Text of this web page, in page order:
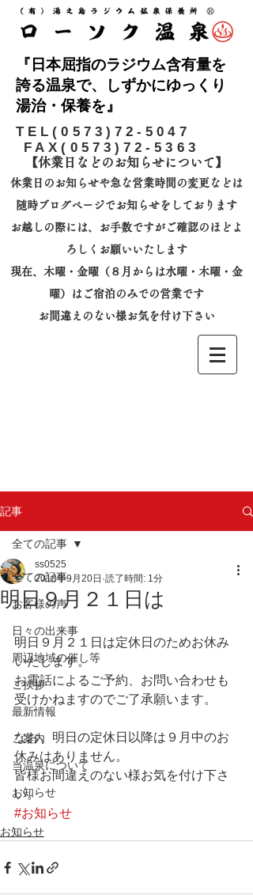
『日本屈指のラジウム含有量を
誇る温泉で、しずかにゆっくり
湯治・保養を』
​TEL(0573)72-5047
FAX(0573)72-5363
【休業日などのお知らせについて】​
休業日のお知らせや急な営業時間の変更などは
随時ブログページでお知らせをしております
お越しの際には、
お手数ですがご確認のほどよ
ろしくお願いいたします
​現在、木曜・金曜（８月からは水曜・木曜・金
曜）はご宿泊のみでの営業です
お間違えのない様お気を付け下さい
記事
全ての記事
お客様の声
日々の出来事
周辺地域の催し等
ご挨拶
最新情報
ご案内
当温泉について
お知らせ
全ての記事
明日９月２１日は
ss0525
2018年9月20日 読了時間: 1分
明日９月２１日は定休日のためお休み
いたします。
お電話によるご予約、お問い合わせも
受けかねますのでご了承願います。
なお、明日の定休日以降は９月中のお
休みはありません。
皆様お間違えのない様お気を付け下さ
い。
#お知らせ
お知らせ